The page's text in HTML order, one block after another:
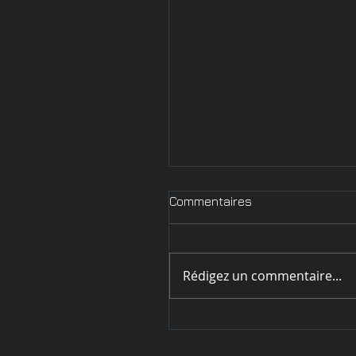
Circulaire d'inscription
Commentaires
Rédigez un commentaire...